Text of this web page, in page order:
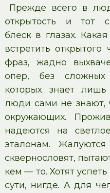
Прежде всего в
открытость и тот
блеск в глазах.
встретить
фраз, жадно
опер, без сложных
которых знает
люди сами не знают,
окружающих.
надеются на
эталонам.
сквернословят,
кем — то. Хотят
сути, нигде. А для